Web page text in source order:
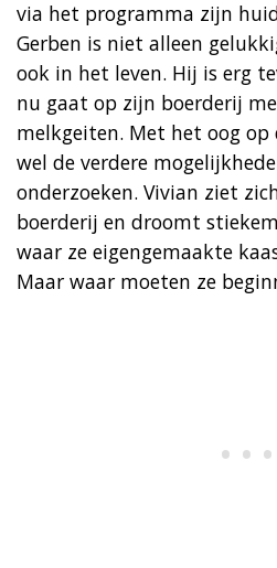
via het programma zijn
Gerben is niet alleen
ook in het leven. Hij is erg
nu gaat op zijn boerderij
melkgeiten. Met het oog
wel de verdere
onderzoeken. Vivian ziet
boerderij en droomt stiekem
waar ze eigengemaakte
Maar waar moeten ze